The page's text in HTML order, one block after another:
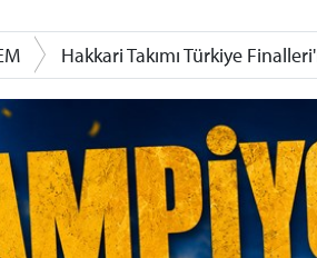
Hakkari Takımı Türkiye
Bilgi Sistemi